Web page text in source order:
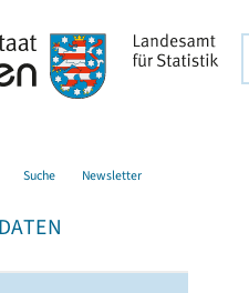
Suche Newsletter